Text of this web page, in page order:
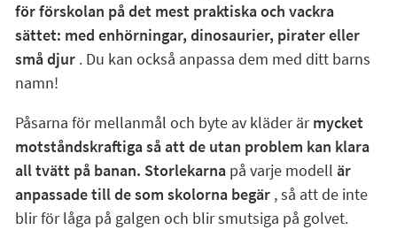
för förskolan på det mest praktiska och vackra
sättet: med enhörningar, dinosaurier, pirater eller
små djur. Du kan också anpassa dem med ditt barns
namn!
Påsarna för mellanmål och byte av kläder ärmycket
motståndskraftiga så att de utan problem kan klara
all tvätt på banan. Storlekarnapå varje modell är
anpassade till de som skolorna begär, så att de inte
blir för låga på galgen och blir smutsiga på golvet.